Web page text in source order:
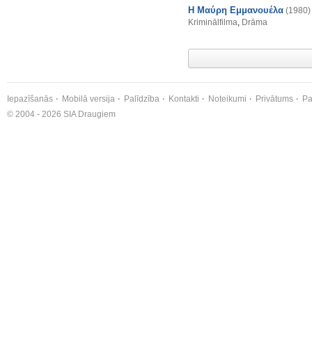
Η Μαύρη Εμμανουέλα (1980)
Kriminālfilma, Drāma
Iepazīšanās Mobilā versija Palīdzība Kontakti Noteikumi Privātums
© 2004 - 2026 SIA Draugiem